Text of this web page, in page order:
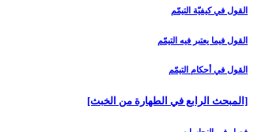
القول في كيفيّة التيمّم‏
القول فيما يعتبر فيه التيمّم‏
القول في أحكام التيمّم‏
[المبحث الرابع في الطهارة من الخبث‏]